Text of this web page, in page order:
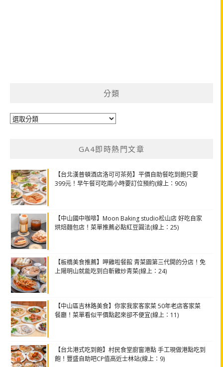
分類
分
GA4即時熱門文章
【台北漢普頓酒店洛可可茶苑】平價自助餐吃到飽只要
399元！早午餐可吃兩小時要訂位預約(線上：905)
【中山國中咖啡】Moon Baking studio松山店 好吃自家
烘焙麵包店！菜單推薦必點紅豆圓法(線上：25)
【板橋美食推薦】呷雞啦餐館 青菜園第三代開的分店！免
上陽明山就能吃到白斬雞炒青菜(線上：24)
【中山區吉林路美食】你家我家客家菜 50年老店客家菜
餐廳！菜單看似平價點起來卻不便宜(線上：11)
【台北港式吃到飽】村民食堂廚窗港點 手工現做港點吃到
飽！豐盛自助吧CP值高近士林站(線上：9)